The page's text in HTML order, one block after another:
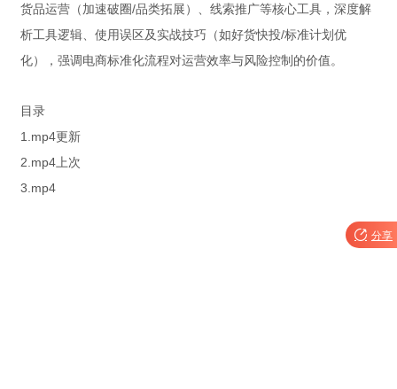
货品运营（加速破圈/品类拓展）、线索推广等核心工具，深度解
析工具逻辑、使用误区及实战技巧（如好货快投/标准计划优
化），强调电商标准化流程对运营效率与风险控制的价值。
目录
1.mp4更新
2.mp4上次
3.mp4
 分享